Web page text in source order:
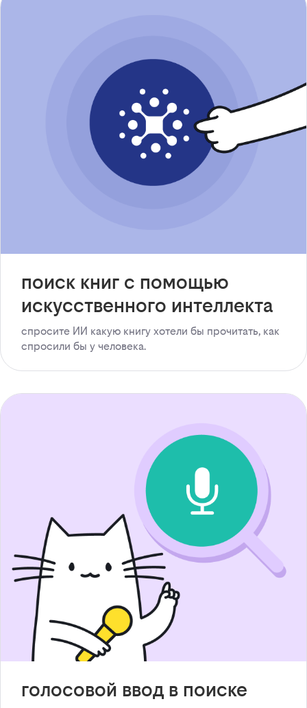
поиск книг с помощью
искусственного интеллекта
спросите ИИ какую книгу хотели бы прочитать, как
спросили бы у человека.
голосовой ввод в поиске